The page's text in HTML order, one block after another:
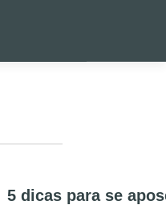
ONDE
5 dicas para se